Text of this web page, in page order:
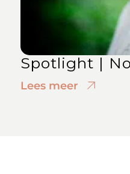
Spotlight |
Lees meer